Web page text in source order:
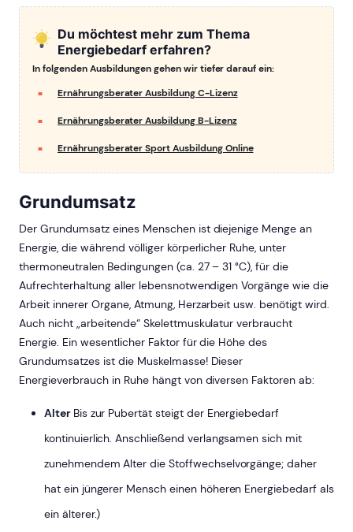
Du möchtest mehr zum Thema
Energiebedarf erfahren?
In folgenden Ausbildungen gehen wir tiefer darauf ein:
Ernährungsberater Ausbildung C-Lizenz
Ernährungsberater Ausbildung B-Lizenz
Ernährungsberater Sport Ausbildung Online
Grundumsatz
Der Grundumsatz eines Menschen ist diejenige Menge an
Energie, die während völliger körperlicher Ruhe, unter
thermoneutralen Bedingungen (ca. 27 – 31 °C), für die
Aufrechterhaltung aller lebensnotwendigen Vorgänge wie die
Arbeit innerer Organe, Atmung, Herzarbeit usw. benötigt wird.
Auch nicht „arbeitende“ Skelettmuskulatur verbraucht
Energie. Ein wesentlicher Faktor für die Höhe des
Grundumsatzes ist die Muskelmasse! Dieser
Energieverbrauch in Ruhe hängt von diversen Faktoren ab:
Alter Bis zur Pubertät steigt der Energiebedarf
kontinuierlich. Anschließend verlangsamen sich mit
zunehmendem Alter die Stoffwechselvorgänge; daher
hat ein jüngerer Mensch einen höheren Energiebedarf als
ein älterer.)